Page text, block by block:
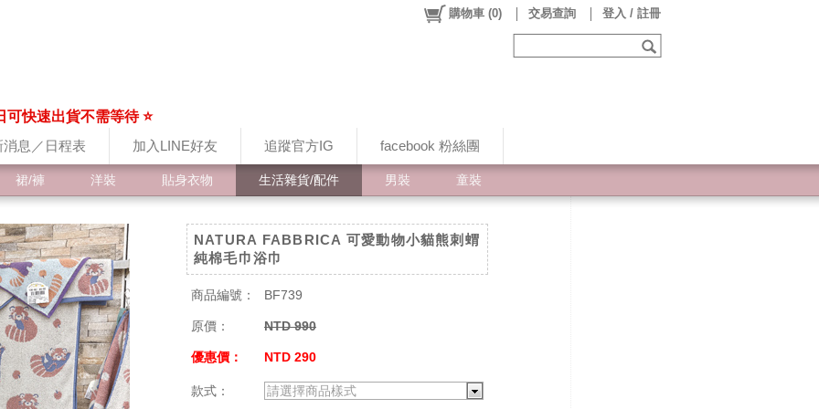
消息／日程表 加入LINE好友 追蹤官方IG facebook 粉絲團
購物車 (0) 交易查詢 登入 / 註冊
可快速出貨不需等待 ⭐
裙/褲 洋裝 貼身衣物 生活雜貨/配件 男裝 童裝
NATURA FABBRICA 可愛動物小貓熊刺蝟
純棉毛巾浴巾
商品編號： BF739
原價： NTD 990
優惠價： NTD 290
款式： 請選擇商品樣式